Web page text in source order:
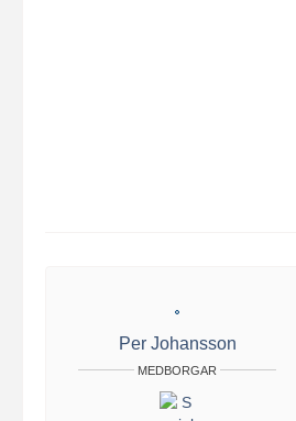
Per Johansson
MEDBORGAR